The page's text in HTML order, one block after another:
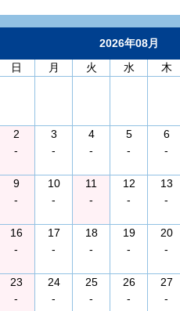
2026年08月
日
月 火 水 木
2
-
3
-
4
-
5
-
6
-
9
-
10
-
11
-
12
-
13
-
16
-
17
-
18
-
19
-
20
-
23
-
24
-
25
-
26
-
27
-